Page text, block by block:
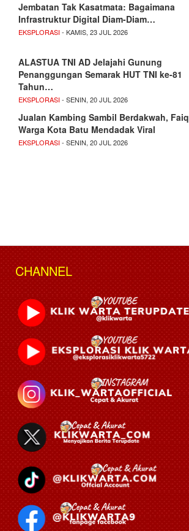
Jembatan Tak Kasatmata: Bagaimana
Infrastruktur Digital Diam-Diam…
EKSPLORASI- KAMIS, 23 JUL 2026
ALASTUA TNI AD Jelajahi Gunung
Penanggungan Semarak HUT TNI ke-81
Tahun…
EKSPLORASI- SENIN, 20 JUL 2026
Jualan Kambing Sambil Berdakwah, Faiq
Warga Kota Batu Mendadak Viral
EKSPLORASI- SENIN, 20 JUL 2026
CHANNEL